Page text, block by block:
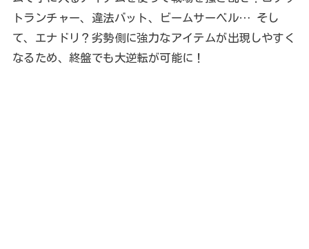
トランチャー、違法バット、ビームサーベル… そし
て、エナドリ？劣勢側に強力なアイテムが出現しやすく
なるため、終盤でも大逆転が可能に！